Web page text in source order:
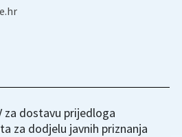
za dostavu prijedloga
za dodjelu javnih priznanja